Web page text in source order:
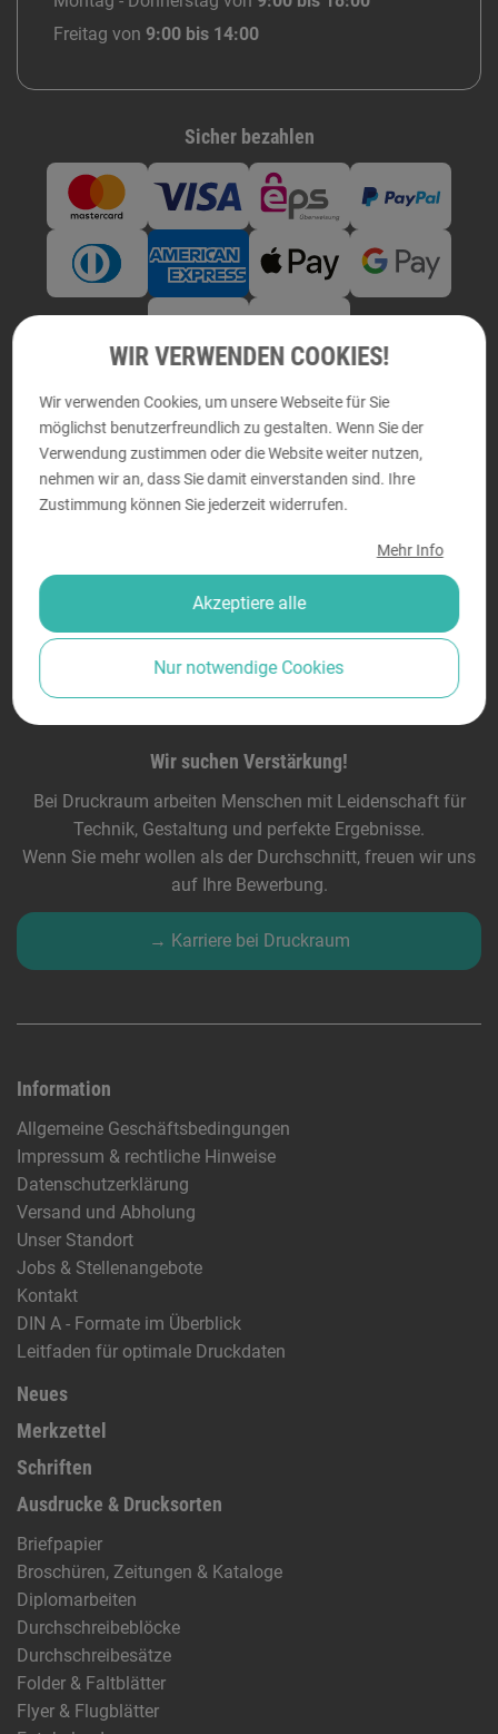
Freitag von 9:00 bis 14:00
Sicher bezahlen
Mitglied bei Gütesiegel
Wir suchen Verstärkung!
Bei Druckraum arbeiten Menschen mit Leidenschaft für
Technik, Gestaltung und perfekte Ergebnisse.
Wenn Sie mehr wollen als der Durchschnitt, freuen wir uns
auf Ihre Bewerbung.
→ Karriere bei Druckraum
Information
Allgemeine Geschäftsbedingungen
Impressum & rechtliche Hinweise
Datenschutzerklärung
Versand und Abholung
Unser Standort
Jobs & Stellenangebote
Kontakt
DIN A - Formate im Überblick
Leitfaden für optimale Druckdaten
Neues
Merkzettel
Schriften
Ausdrucke & Drucksorten
Briefpapier
Broschüren, Zeitungen & Kataloge
Diplomarbeiten
Durchschreibeblöcke
Durchschreibesätze
Folder & Faltblätter
Flyer & Flugblätter
WIR VERWENDEN COOKIES!
Wir verwenden Cookies, um unsere Webseite für Sie
möglichst benutzerfreundlich zu gestalten. Wenn Sie der
Verwendung zustimmen oder die Website weiter nutzen,
nehmen wir an, dass Sie damit einverstanden sind. Ihre
Zustimmung können Sie jederzeit widerrufen.
Mehr Info
Akzeptiere alle
Nur notwendige Cookies